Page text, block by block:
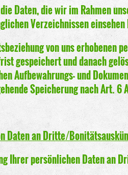
Daten, die wir im Rahmen
Verzeichnissen einsehen
von uns erhobenen
gespeichert und danach
Aufbewahrungs- und
Speicherung nach Art. 6
Daten an Dritte/
Ihrer persönlichen Daten an